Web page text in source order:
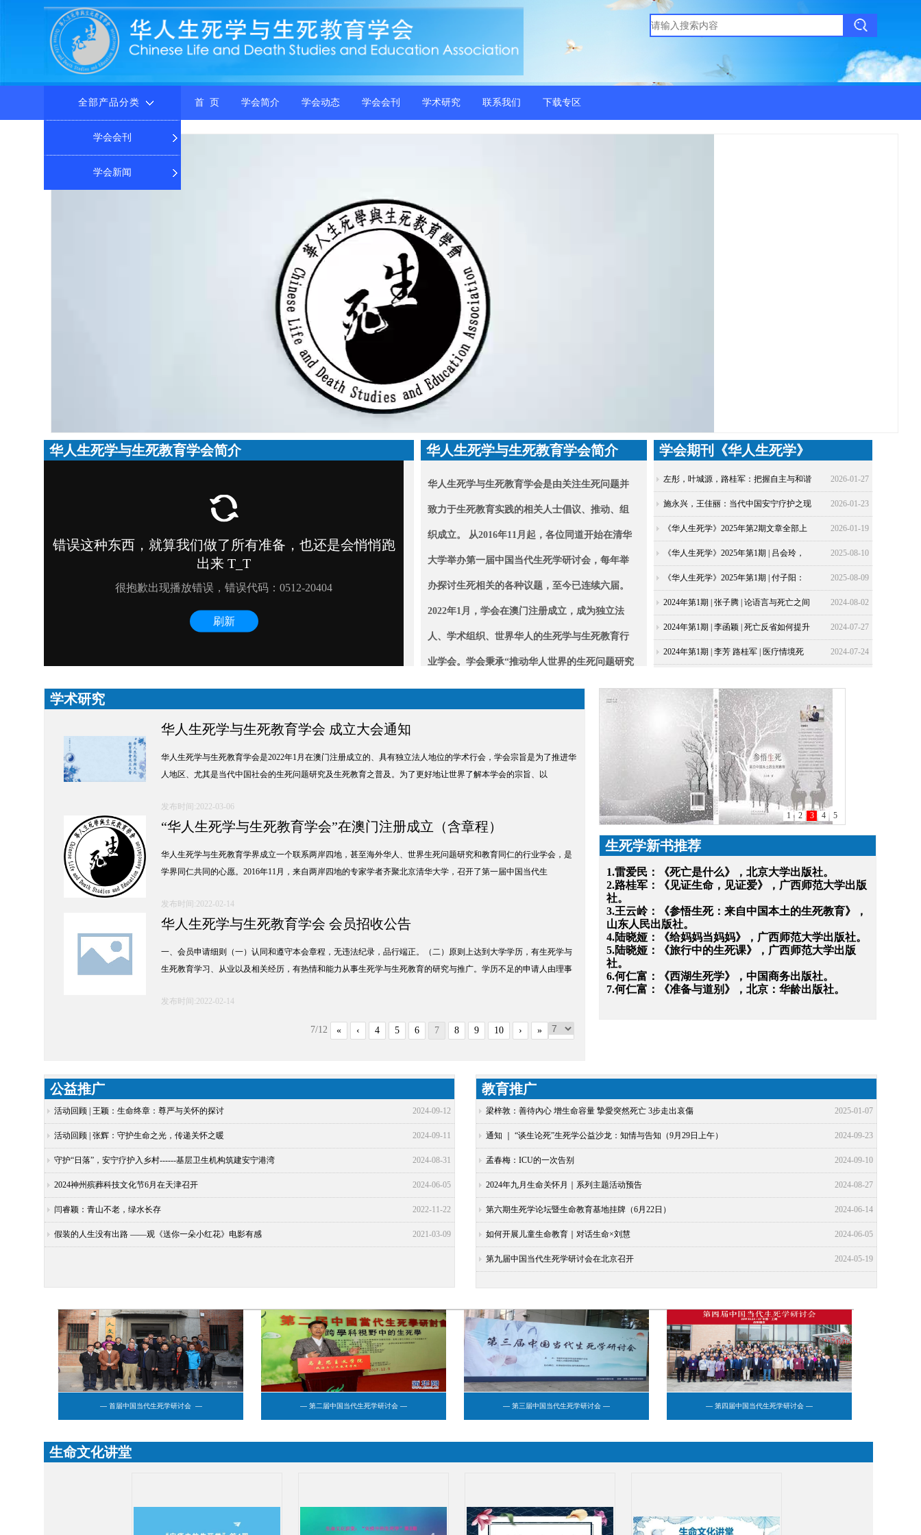
全部产品分类
学会会刊
学会新闻
首 页 学会简介 学会动态 学会会刊 学术研究 联系我们 下载专区
华人生死学与生死教育学会简介 华人生死学与生死教育学会简介
华人生死学与生死教育学会是由关注生死问题并
致力于生死教育实践的相关人士倡议、推动、组
织成立。 从2016年11月起，各位同道开始在清华
大学举办第一届中国当代生死学研讨会，每年举
办探讨生死相关的各种议题，至今已连续六届。
2022年1月，学会在澳门注册成立，成为独立法
人、学术组织、世界华人的生死学与生死教育行
业学会。学会秉承“推动华人世界的生死问题研究
与学术、学科体系之建设，以及华人社会的生死
教育之推广与普及”的宗旨，力求在生死问题的研
上有所作为。
学会期刊《华人生死学》
左彤，叶城源，路桂军：把握自主与和谐
之间的微妙平衡：中国安宁疗护干预措施
文化适应性案例研究
2026-01-27
施永兴，王佳丽：当代中国安宁疗护之现
状反省及未来展望——施永兴教授专题访
谈
2026-01-23
《华人生死学》2025年第2期文章全部上
线，欢迎关注！
2026-01-19
《华人生死学》2025年第1期 | 吕会玲，
程丽楠：存在主义视角下：断舍离理念对
生死认知的反思与重构
2025-08-10
《华人生死学》2025年第1期 | 付子阳：
中日佛教生死观及临终关怀研究进展与评
述
2025-08-09
2024年第1期 | 张子腾 | 论语言与死亡之间
的否定性关联——以阿甘本的“声音”理论
为基础
2024-08-02
2024年第1期 | 李函颖 | 死亡反省如何提升
个体精神层面的幸福感？基于平衡时间洞
2024-07-27
2024年第1期 | 李芳 路桂军 | 医疗情境死
话“观点展示三步法”
2024-07-24
学术研究
华人生死学与生死教育学会 成立大会通知
华人生死学与生死教育学会是2022年1月在澳门注册成立的、具有独立法人地位的学术行会，学会宗旨是为了推进华
人地区、尤其是当代中国社会的生死问题研究及生死教育之普及。为了更好地让世界了解本学会的宗旨、以
发布时间:2022-03-06
“华人生死学与生死教育学会”在澳门注册成立（含章程）
华人生死学与生死教育学界成立一个联系两岸四地，甚至海外华人、世界生死问题研究和教育同仁的行业学会，是
学界同仁共同的心愿。2016年11月，来自两岸四地的专家学者齐聚北京清华大学，召开了第一届中国当代生
发布时间:2022-02-14
华人生死学与生死教育学会 会员招收公告
一、会员申请细则（一）认同和遵守本会章程，无违法纪录，品行端正。（二）原则上达到大学学历，有生死学与
生死教育学习、从业以及相关经历，有热情和能力从事生死学与生死教育的研究与推广。学历不足的申请人由理事
发布时间:2022-02-14
7/12 « ‹ 4 5 6 7 8 9 10 › »
生死学新书推荐
1.雷爱民：《死亡是什么》，北京大学出版社。
2.路桂军：《见证生命，见证爱》，广西师范大学出版
社。
3.王云岭：《参悟生死：来自中国本土的生死教育》，
山东人民出版社。
4.陆晓娅：《给妈妈当妈妈》，广西师范大学出版社。
5.陆晓娅：《旅行中的生死课》，广西师范大学出版
社。
6.何仁富：《西湖生死学》，中国商务出版社。
7.何仁富：《准备与道别》，北京：华龄出版社。
公益推广
活动回顾 | 王颖：生命终章：尊严与关怀的探讨 2024-09-12
活动回顾 | 张辉：守护生命之光，传递关怀之暖 2024-09-11
守护“日落”，安宁疗护入乡村------基层卫生机构筑建安宁港湾 2024-08-31
2024神州殡葬科技文化节6月在天津召开 2024-06-05
闫睿颖：青山不老，绿水长存 2022-11-22
假装的人生没有出路 ——观《送你一朵小红花》电影有感 2021-03-09
教育推广
梁梓敦：善待內心 增生命容量 摯愛突然死亡 3步走出哀傷 2025-01-07
通知 ｜ “谈生论死”生死学公益沙龙：知情与告知（9月29日上午） 2024-09-23
孟春梅：ICU的一次告别 2024-09-10
2024年九月生命关怀月｜系列主题活动预告 2024-08-27
第六期生死学论坛暨生命教育基地挂牌（6月22日） 2024-06-14
如何开展儿童生命教育｜对话生命×刘慧 2024-06-05
第九届中国当代生死学研讨会在北京召开 2024-05-19
— 首届中国当代生死学研讨会 — — 第二届中国当代生死学研讨会 — — 第三届中国当代生死学研讨会 — — 第四届中国当代生死学研讨会 —
生命文化讲堂